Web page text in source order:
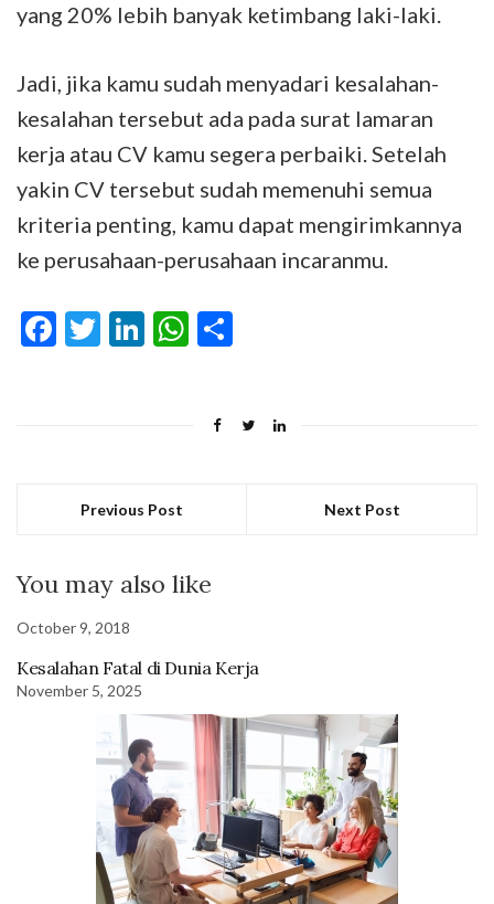
yang 20% lebih banyak ketimbang laki-laki.
Jadi, jika kamu sudah menyadari kesalahan-
kesalahan tersebut ada pada surat lamaran
kerja atau CV kamu segera perbaiki. Setelah
yakin CV tersebut sudah memenuhi semua
kriteria penting, kamu dapat mengirimkannya
ke perusahaan-perusahaan incaranmu.
Facebook
Twitter
LinkedIn
WhatsApp
Previous Post Next Post
You may also like
October 9, 2018
Kesalahan Fatal di Dunia Kerja
November 5, 2025